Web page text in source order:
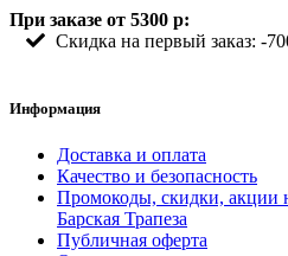
При заказе от 5300 р:
Скидка на первый заказ: -
Информация
Доставка и оплата
Качество и безопасность
Промокоды, скидки, акции
Барская Трапеза
Публичная оферта